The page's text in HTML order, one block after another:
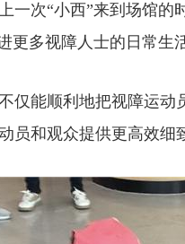
次“小西”来到场馆的
更多视障人士的日常生
能顺利地把视障运动
员和观众提供更高效细